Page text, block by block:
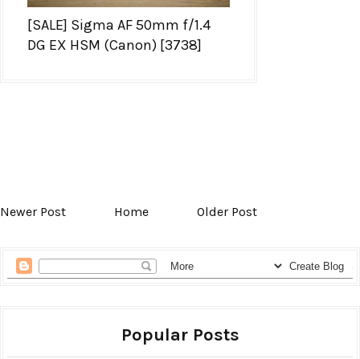
[SALE] Sigma AF 50mm f/1.4
DG EX HSM (Canon) [3738]
Newer Post Home Older Post
Popular Posts